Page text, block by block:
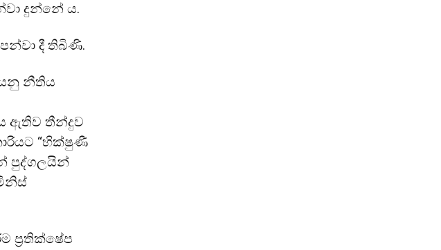
දුන්නේ ය.
දී තිබිණි.
යනු නීතිය
ඇතිව තීන්දුව
“භික්ෂුණී
පුද්ගලයින්
ප්‍රතික්ෂේප